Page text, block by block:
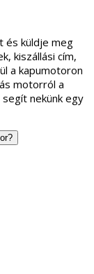
és küldje meg
kiszállási cím,
a kapumotoron
motorról a
nekünk egy